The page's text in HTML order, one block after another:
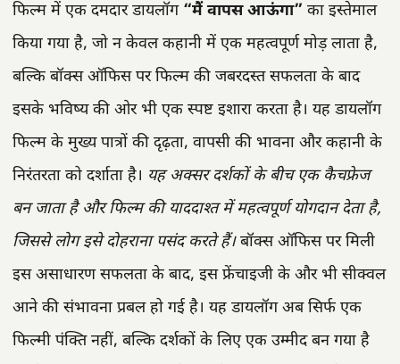
फिल्म में एक दमदार डायलॉग “मैं वापस आऊंगा” का इस्तेमाल
किया गया है, जो न केवल कहानी में एक महत्वपूर्ण मोड़ लाता है,
बल्कि बॉक्स ऑफिस पर फिल्म की जबरदस्त सफलता के बाद
इसके भविष्य की ओर भी एक स्पष्ट इशारा करता है। यह डायलॉग
फिल्म के मुख्य पात्रों की दृढ़ता, वापसी की भावना और कहानी के
निरंतरता को दर्शाता है। यह अक्सर दर्शकों के बीच एक कैचफ्रेज
बन जाता है और फिल्म की याददाश्त में महत्वपूर्ण योगदान देता है,
जिससे लोग इसे दोहराना पसंद करते हैं।बॉक्स ऑफिस पर मिली
इस असाधारण सफलता के बाद, इस फ्रेंचाइजी के और भी सीक्वल
आने की संभावना प्रबल हो गई है। यह डायलॉग अब सिर्फ एक
फिल्मी पंक्ति नहीं, बल्कि दर्शकों के लिए एक उम्मीद बन गया है